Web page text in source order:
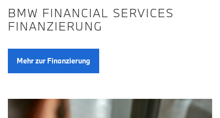
BMW FINANCIAL SERVICES
FINANZIERUNG
Mehr zur Finanzierung